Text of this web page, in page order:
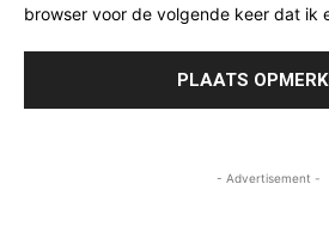
browser voor de volgende keer dat ik
- Advertisement -